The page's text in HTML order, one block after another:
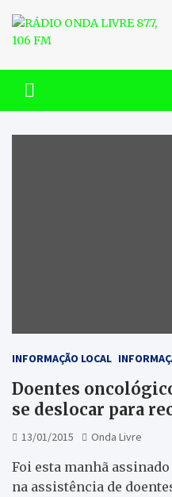
content
RÁDIO
FM
INFORMAÇÃO LOCAL
Doentes
se deslocar para
13/01/2015 Onda Livre
Foi esta manhã
na assistência de